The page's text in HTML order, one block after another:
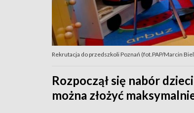
Rekrutacja do przedszkoli Poznań (fot.PAP/Marcin
Rozpoczął się nabór
można złożyć